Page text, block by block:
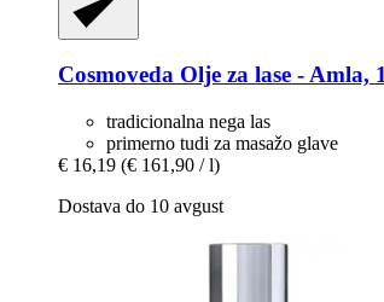
Cosmoveda Olje za lase -​ Amla,
tradicionalna nega las
primerno tudi za masažo glave
€ 16,19 (€ 161,90 / l)
Dostava do 10 avgust